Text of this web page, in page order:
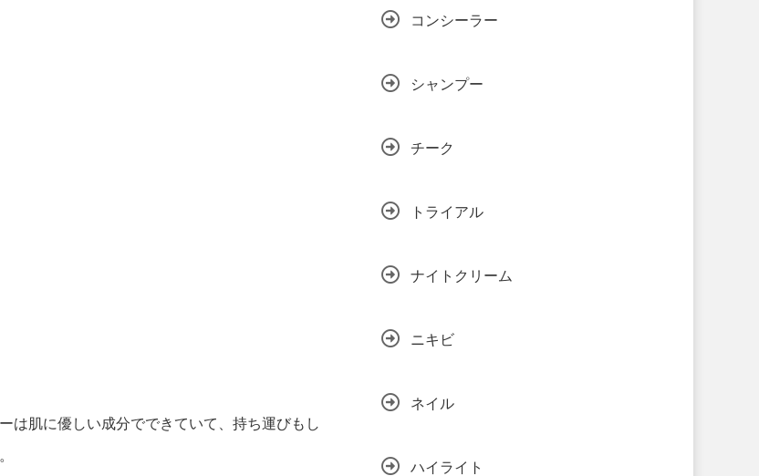
は肌に優しい成分でできていて、持ち運びもし
コンシーラー
シャンプー
チーク
トライアル
ナイトクリーム
ニキビ
ネイル
ハイライト